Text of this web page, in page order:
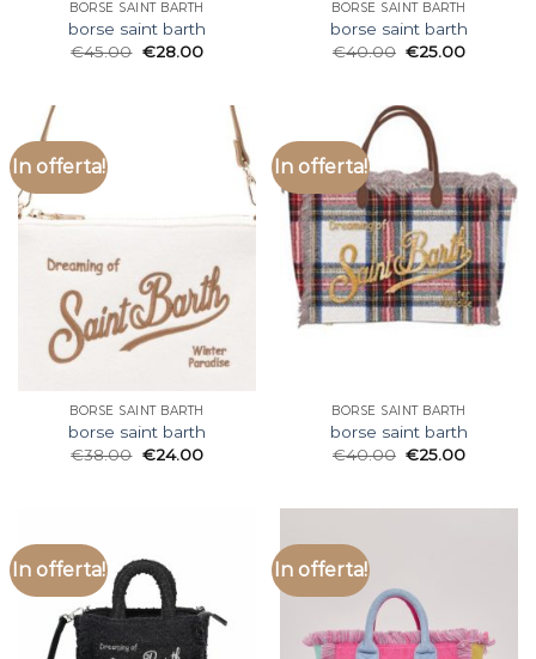
BORSE SAINT BARTH
borse saint barth
€45.00 €28.00
BORSE SAINT BARTH
borse saint barth
€40.00 €25.00
In offerta!
BORSE SAINT BARTH
borse saint barth
€38.00 €24.00
In offerta!
BORSE SAINT BARTH
borse saint barth
€40.00 €25.00
In offerta! In offerta!